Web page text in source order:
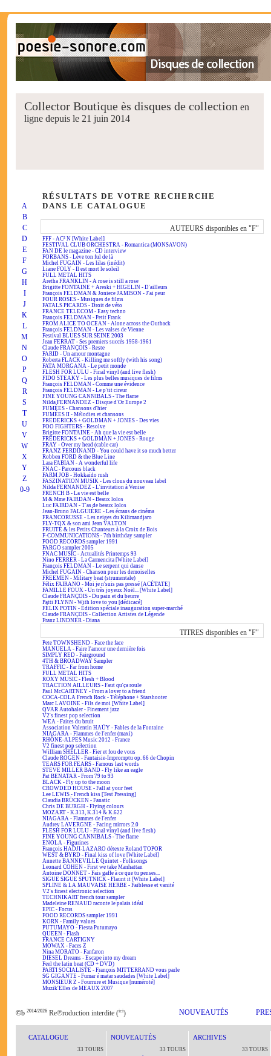
Collector Boutique ès disques de collection en
ligne depuis le 21 juin 2014
A
B
C
D
E
F
G
H
I
J
K
L
M
N
O
P
Q
R
S
T
U
V
W
X
Y
Z
0-9
RÉSULTATS DE VOTRE RECHERCHE
DANS LE CATALOGUE
AUTEURS disponibles en "F"
FFF - AC² N [White Label]
FESTIVAL CLUB ORCHESTRA - Romantica (MONSAVON)
FAN DE le magazine - CD interview
FORBANS - Lève ton ful de là
Michel FUGAIN - Les lilas (inédit)
Liane FOLY - Il est mort le soleil
FULL METAL HITS
Aretha FRANKLIN - A rose is still a rose
Brigitte FONTAINE + Areski + HIGELIN - D'ailleurs
François FELDMAN & Joniece JAMISON - J'ai peur
FOUR ROSES - Musiques de films
FATALS PICARDS - Droit de véto
FRANCE TELECOM - Easy techno
François FELDMAN - Petit Frank
FROM ALICE TO OCEAN - Alone across the Outback
François FELDMAN - Les valses de Vienne
Festival BLUES SUR SEINE 2003
Jean FERRAT - Ses premiers succès 1958-1961
Claude FRANÇOIS - Reste
FARID - Un amour montagne
Roberta FLACK - Killing me softly (with his song)
FATA MORGANA - Le petit monde
FLESH FOR LULU - Final vinyl (and live flesh)
FIDO STEAKY - Les plus belles musiques de films
François FELDMAN - Comme une évidence
François FELDMAN - Le p'tit cireur
FINE YOUNG CANNIBALS - The flame
Nilda FERNANDEZ - Disque d'Or Europe 2
FUMÉES - Chansons d'hier
FUMÉES II - Mélodies et chansons
FREDERICKS + GOLDMAN + JONES - Des vies
FOO FIGHTERS - Resolve
Brigitte FONTAINE - Ah que la vie est belle
FREDERICKS + GOLDMAN + JONES - Rouge
FRAY - Over my head (cable car)
FRANZ FERDINAND - You could have it so much better
Robben FORD & the Blue Line
Lara FABIAN - A wonderful life
FNAC - Parcours black
FARM JOB - Hokkaïdo rush
FASZINATION MUSIK - Les clous du nouveau label
Nilda FERNANDEZ - L'invitation à Venise
FRENCH B - La vie est belle
M & Mme FAIRDAN - Beaux lolos
Luc FAIRDAN - T'as de beaux lolos
Jean-Bruno FALGUIÈRE - Les écrans de cinéma
FRANCORUSSE - Les neiges du Kilimandjaro
FLY-TOX & son ami Jean VALTON
FRUITÉ & les Petits Chanteurs à la Croix de Bois
F-COMMUNICATIONS - 7th birthday sampler
FOOD RECORDS sampler 1991
FARGO sampler 2005
FNAC MUSIC - Actualités Printemps 93
Nino FERRER - La Carmencita [White Label]
François FELDMAN - Le serpent qui danse
Michel FUGAIN - Chanson pour les demoiselles
FREEMEN - Military beat (strumentale)
Félix FAIRANO - Moi je n'suis pas pressé [ACÉTATE]
FAMILLE FOUX - Un très joyeux Noël... [White Label]
Claude FRANÇOIS - Du pain et du beurre
Patti FLYNN - With love to you [dédicacé]
FÉLIX POTIN - Édition spéciale inauguration super-marché
Claude FRANÇOIS - Collection Artistes de Légende
Franz LINDNER - Diana
TITRES disponibles en "F"
Pete TOWNSHEND - Face the face
MANUELA - Faire l'amour une dernière fois
SIMPLY RED - Fairground
4TH & BROADWAY Sampler
TRAFFIC - Far from home
FULL METAL HITS
ROXY MUSIC - Flesh + Blood
TRACTION AILLEURS - Faut qu'ça roule
Paul McCARTNEY - From a lover to a friend
COCA-COLA French Rock - Téléphone + Starshooter
Marc LAVOINE - Fils de moi [White Label]
QVAR Autohaler - Finement jazz
V2's finest pop selection
WEA - Faites du bruit
Association Valentin HAÜY - Fables de la Fontaine
NIAGARA - Flammes de l'enfer (maxi)
RHÔNE-ALPES Music 2012 - France
V2 finest pop selection
William SHELLER - Fier et fou de vous
Claude ROGEN - Fantaisie-Impromptu op. 66 de Chopin
TEARS FOR FEARS - Famous last words
STEVE MILLER BAND - Fly like an eagle
Pat BENATAR - From 79 to 93
BLACK - Fly up to the moon
CROWDED HOUSE - Fall at your feet
Lee LEWIS - French kiss [Test Pressing]
Claudia BRÜCKEN - Fanatic
Chris DE BURGH - Flying colours
MOZART - K.313, K.314 & K.622
NIAGARA - Flammes de l'enfer
Audrey LAVERGNE - Facing mirrors 2.0
FLESH FOR LULU - Final vinyl (and live flesh)
FINE YOUNG CANNIBALS - The flame
ENOLA - Figurines
François HADJI-LAZARO détexte Roland TOPOR
WEST & BYRD - Final kiss of love [White Label]
Annette BANNEVILLE Quintet - Folksongs
Leonard COHEN - First we take Manhattan
Antoine DONNET - Fais gaffe à ce que tu penses...
SIGUE SIGUE SPUTNICK - Flaunt it [White Label]
SPLINE & LA MAUVAISE HERBE - Faiblesse et vanité
V2's finest electronic selection
TECHNIKART french tour sampler
Madeleine RENAUD raconte le palais idéal
EPIC - Focus
FOOD RECORDS sampler 1991
KORN - Family values
PUTUMAYO - Fiesta Putumayo
QUEEN - Flash
FRANCE CARTIGNY
MOWAX - Faces Z
Nina MORATO - Fanfaron
DIESEL Dreams - Escape into my dream
Feel the latin beat (CD + DVD)
PARTI SOCIALISTE - François MITTERRAND vous parle
SG GIGANTE - Fumar é matar saudades [White Label]
MONSIEUR Z - Fourrure et Musique [numéroté]
Muzik'Elles de MEAUX 2007
©b 2014/2026 Re℗roduction interdite (ici) NOUVEAUTÉS
CATALOGUE
33 TOURS
NOUVEAUTÉS
33 TOURS
ARCHIVES
33 TOURS